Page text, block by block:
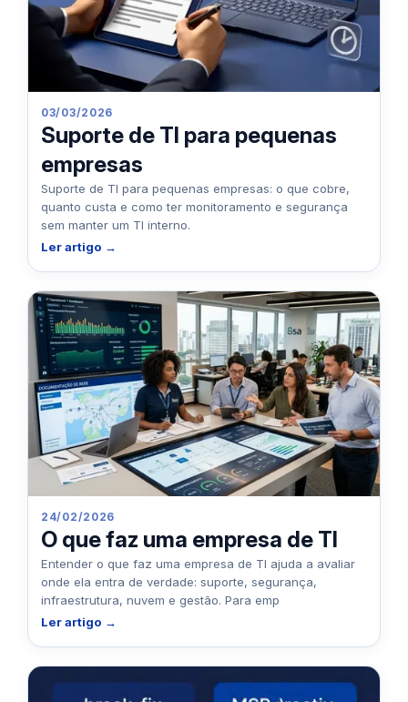
03/03/2026
Suporte de TI para pequenas
empresas
Suporte de TI para pequenas empresas: o que cobre,
quanto custa e como ter monitoramento e segurança
sem manter um TI interno.
Ler artigo →
24/02/2026
O que faz uma empresa de TI
Entender o que faz uma empresa de TI ajuda a avaliar
onde ela entra de verdade: suporte, segurança,
infraestrutura, nuvem e gestão. Para emp
Ler artigo →